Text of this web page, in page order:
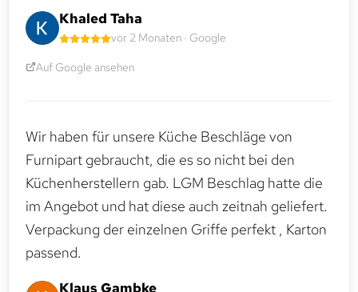
Khaled Taha
vor 2 Monaten · Google
Auf Google ansehen
Wir haben für unsere Küche Beschläge von
Furnipart gebraucht, die es so nicht bei den
Küchenherstellern gab. LGM Beschlag hatte die
im Angebot und hat diese auch zeitnah geliefert.
Verpackung der einzelnen Griffe perfekt , Karton
passend.
Klaus Gambke